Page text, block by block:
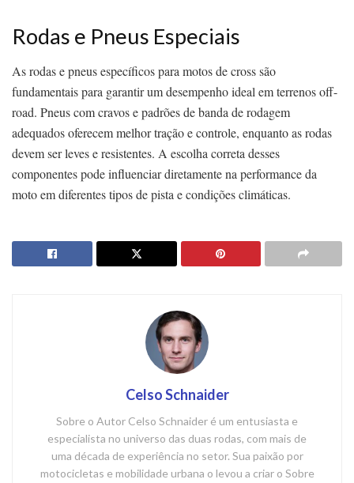
Rodas e Pneus Especiais
As rodas e pneus específicos para motos de cross são
fundamentais para garantir um desempenho ideal em terrenos off-
road. Pneus com cravos e padrões de banda de rodagem
adequados oferecem melhor tração e controle, enquanto as rodas
devem ser leves e resistentes. A escolha correta desses
componentes pode influenciar diretamente na performance da
moto em diferentes tipos de pista e condições climáticas.
Celso Schnaider
Sobre o Autor Celso Schnaider é um entusiasta e
especialista no universo das duas rodas, com mais de
uma década de experiência no setor. Sua paixão por
motocicletas e mobilidade urbana o levou a criar o Sobre